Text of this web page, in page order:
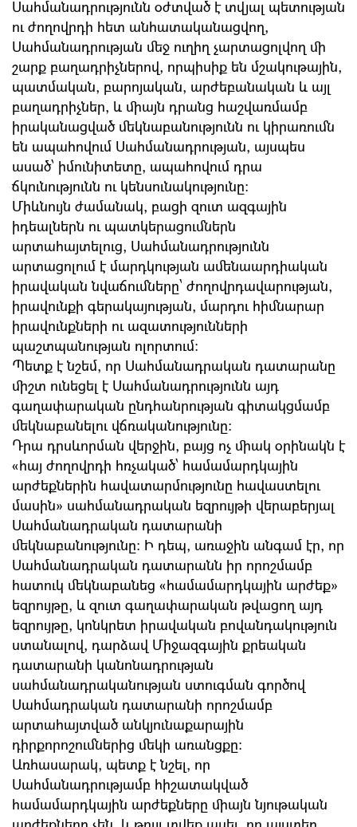
Սահմանադրությունն օժտված է տվյալ պետության
ու ժողովրդի հետ անհատականացվող,
Սահմանադրության մեջ ուղիղ չարտացոլվող մի
շարք բաղադրիչներով, որպիսիք են մշակութային,
պատմական, բարոյական, արժեբանական և այլ
բաղադրիչներ, և միայն դրանց հաշվառմամբ
իրականացված մեկնաբանությունն ու կիրառումն
են ապահովում Սահմանադրության, այսպես
ասած՝ իմունիտետը, ապահովում դրա
ճկունությունն ու կենսունակությունը:
Միևնույն ժամանակ, բացի զուտ ազգային
իդեալներն ու պատկերացումներն
արտահայտելուց, Սահմանադրությունն
արտացոլում է մարդկության ամենաարդիական
իրավական նվաճումները՝ ժողովրդավարության,
իրավունքի գերակայության, մարդու հիմնարար
իրավունքների ու ազատությունների
պաշտպանության ոլորտում:
Պետք է նշեմ, որ Սահմանադրական դատարանը
միշտ ունեցել է Սահմանադրությունն այդ
գաղափարական ընդհանրության գիտակցմամբ
մեկնաբանելու վճռականությունը:
Դրա դրսևորման վերջին, բայց ոչ միակ օրինակն է
հայ ժողովրդի հռչակած՝ համամարդկային
արժեքներին հավատարմությունը հավաստելու
մասին սահմանադրական եզրույթի վերաբերյալ
Սահմանադրական դատարանի
մեկնաբանությունը: Ի դեպ, առաջին անգամ էր, որ
Սահմանադրական դատարանն իր որոշմամբ
հատուկ մեկնաբանեց համամարդկային արժեք
եզրույթը, և զուտ գաղափարական թվացող այդ
եզրույթը, կոնկրետ իրավական բովանդակություն
ստանալով, դարձավ Միջազգային քրեական
դատարանի կանոնադրության
սահմանադրականության ստուգման գործով
Սահմադրական դատարանի որոշմամբ
արտահայտված անկյունաքարային
դիրքորոշումներից մեկի առանցքը:
Առհասարակ, պետք է նշել, որ
Սահմանադրությամբ հիշատակված
համամարդկային արժեքները միայն նյութական